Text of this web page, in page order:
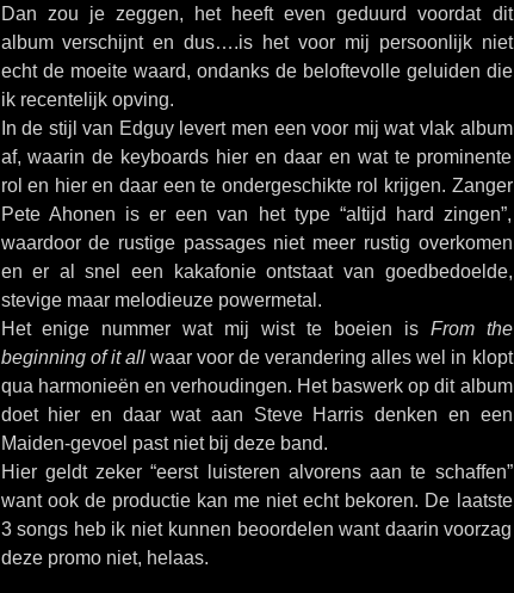
Dan zou je zeggen, het heeft even geduurd voordat dit
album verschijnt en dus….is het voor mij persoonlijk niet
echt de moeite waard, ondanks de beloftevolle geluiden die
ik recentelijk opving.
In de stijl van Edguy levert men een voor mij wat vlak album
af, waarin de keyboards hier en daar en wat te prominente
rol en hier en daar een te ondergeschikte rol krijgen. Zanger
Pete Ahonen is er een van het type “altijd hard zingen”,
waardoor de rustige passages niet meer rustig overkomen
en er al snel een kakafonie ontstaat van goedbedoelde,
stevige maar melodieuze powermetal.
Het enige nummer wat mij wist te boeien is From the
beginning of it allwaar voor de verandering alles wel in klopt
qua harmonieën en verhoudingen. Het baswerk op dit album
doet hier en daar wat aan Steve Harris denken en een
Maiden-gevoel past niet bij deze band.
Hier geldt zeker “eerst luisteren alvorens aan te schaffen”
want ook de productie kan me niet echt bekoren. De laatste
3 songs heb ik niet kunnen beoordelen want daarin voorzag
deze promo niet, helaas.